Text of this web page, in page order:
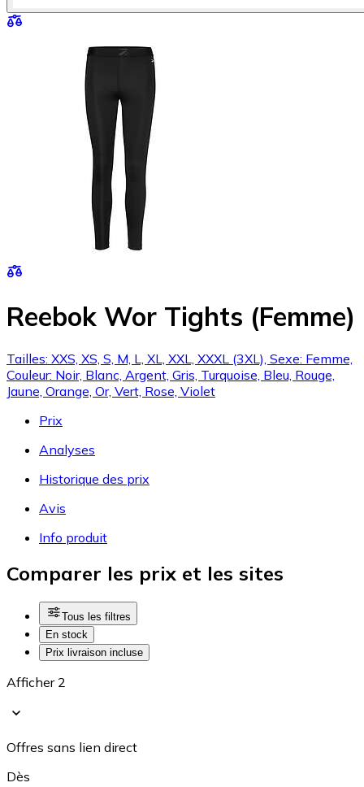
Reebok Wor Tights (Femme)
Tailles: XXS, XS, S, M, L, XL, XXL, XXXL (3XL), Sexe: Femme,
Couleur: Noir, Blanc, Argent, Gris, Turquoise, Bleu, Rouge,
Jaune, Orange, Or, Vert, Rose, Violet
Prix
Analyses
Historique des prix
Avis
Info produit
Comparer les prix et les sites
Tous les filtres
En stock
Prix livraison incluse
Afficher 2
Offres sans lien direct
Dès